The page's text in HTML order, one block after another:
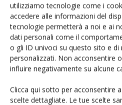
utilizziamo tecnologie come i
accedere alle informazioni del
tecnologie permetterà a noi e ai
dati personali come il
o gli ID univoci su questo sito e
personalizzati. Non acconsentire
influire negativamente su alcune
Clicca qui sotto per acconsentire
scelte dettagliate. Le tue scelte
Il mercato italiano negli ultimi
soprattutto dal punto di vista
aziende sono quasi totalmente
solo realtà piccole e medie,
per la distribuzione.
Si tratta di un mercato che sta
profonda difficoltà.
numero di imprese, che